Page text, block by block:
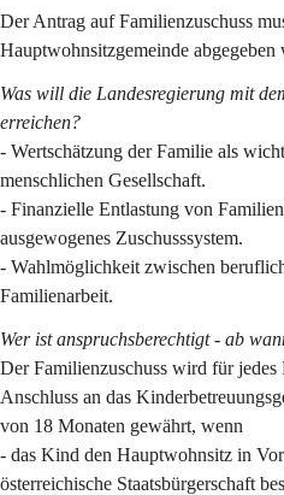
Der Antrag auf Familienzuschuss
Hauptwohnsitzgemeinde abgegeben
Was will die Landesregierung mit
erreichen?
- Wertschätzung der Familie als
menschlichen Gesellschaft.
- Finanzielle Entlastung von
ausgewogenes Zuschusssystem.
- Wahlmöglichkeit zwischen
Familienarbeit.
Wer ist anspruchsberechtigt - ab
Der Familienzuschuss wird für
Anschluss an das
von 18 Monaten gewährt, wenn
- das Kind den Hauptwohnsitz in
österreichische Staatsbürgerschaft